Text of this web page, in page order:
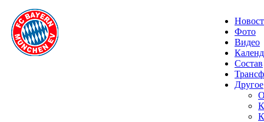
Фото
Видео
Состав
Другое